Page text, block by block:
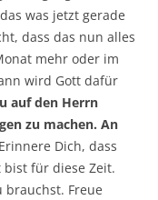
was jetzt gerade
dass das nun alles
mehr oder im
wird Gott dafür
auf den Herrn
zu machen. An
Erinnere Dich, dass
für diese Zeit.
brauchst. Freue